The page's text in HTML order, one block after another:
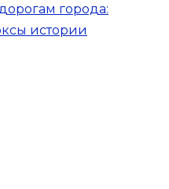
города:
истории